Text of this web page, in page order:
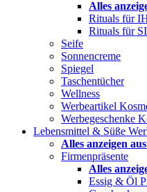
Alles
Rituals für
Rituals für
Seife
Sonnencreme
Spiegel
Taschentücher
Wellness
Werbeartikel
Werbegeschenke
Lebensmittel & Süße
Alles anzeigen
Firmenpräsente
Alles
Essig & Öl